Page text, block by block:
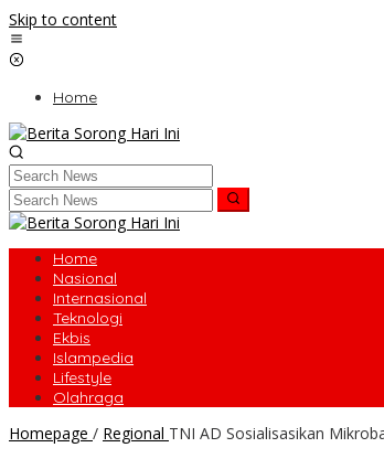
Skip to content
Home
Home
Nasional
Internasional
Teknologi
Ekbis
Islampedia
Lifestyle
Olahraga
Homepage / Regional TNI AD Sosialisasikan